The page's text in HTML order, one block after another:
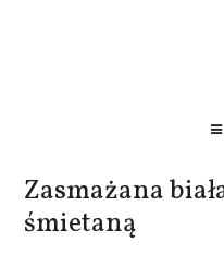
Zasmażana
śmietaną